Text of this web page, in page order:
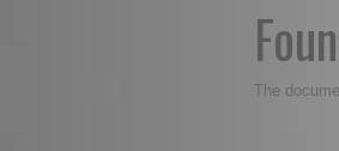
The